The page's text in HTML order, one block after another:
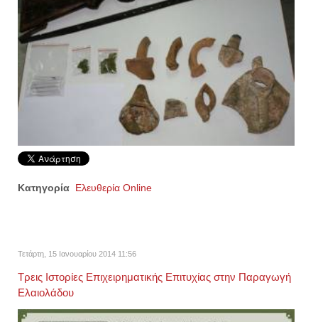
Κατηγορία Ελευθερία Online
Τετάρτη, 15 Ιανουαρίου 2014 11:56
Τρεις Ιστορίες Επιχειρηματικής Επιτυχίας στην Παραγωγή
Eλαιολάδου